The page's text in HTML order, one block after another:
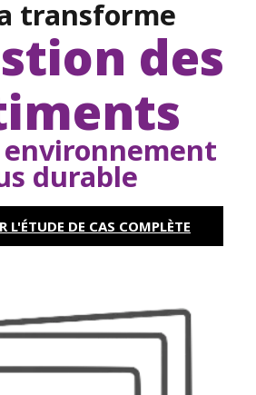
transforme
des
durable
L'ÉTUDE DE CAS COMPLÈTE